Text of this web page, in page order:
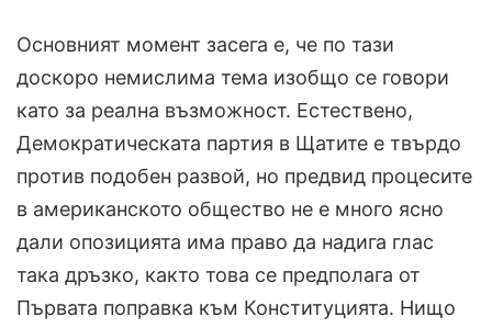
Основният момент засега е, че по тази
доскоро немислима тема изобщо се говори
като за реална възможност. Естествено,
Демократическата партия в Щатите е твърдо
против подобен развой, но предвид процесите
в американското общество не е много ясно
дали опозицията има право да надига глас
така дръзко, както това се предполага от
Първата поправка към Конституцията. Нищо